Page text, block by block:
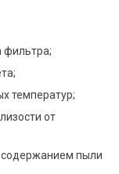
фильтра;
температур;
от
пыли